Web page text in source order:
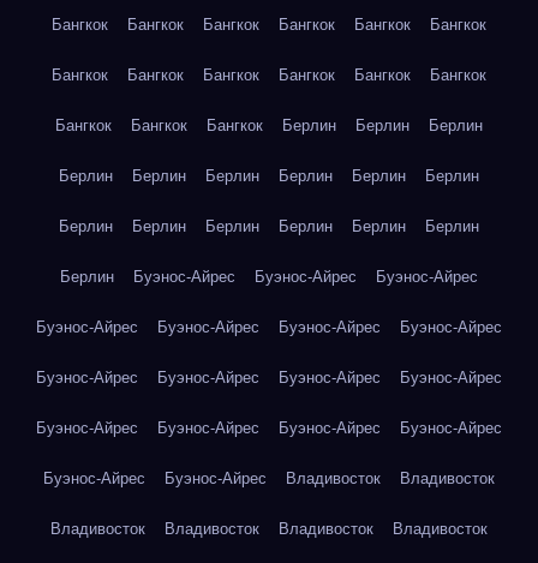
Бангкок Бангкок Бангкок Бангкок Бангкок Бангкок
Бангкок Бангкок Бангкок Бангкок Бангкок Бангкок
Бангкок Бангкок Бангкок Берлин Берлин Берлин
Берлин Берлин Берлин Берлин Берлин Берлин
Берлин Берлин Берлин Берлин Берлин Берлин
Берлин Буэнос-Айрес Буэнос-Айрес Буэнос-Айрес
Буэнос-Айрес Буэнос-Айрес Буэнос-Айрес Буэнос-Айрес
Буэнос-Айрес Буэнос-Айрес Буэнос-Айрес Буэнос-Айрес
Буэнос-Айрес Буэнос-Айрес Буэнос-Айрес Буэнос-Айрес
Буэнос-Айрес Буэнос-Айрес Владивосток Владивосток
Владивосток Владивосток Владивосток Владивосток